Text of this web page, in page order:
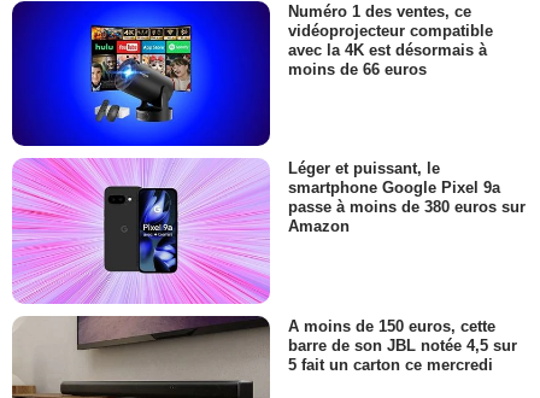
Numéro 1 des ventes, ce
vidéoprojecteur compatible
avec la 4K est désormais à
moins de 66 euros
Léger et puissant, le
smartphone Google Pixel 9a
passe à moins de 380 euros sur
Amazon
A moins de 150 euros, cette
barre de son JBL notée 4,5 sur
5 fait un carton ce mercredi